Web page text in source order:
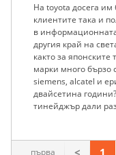
На toyota досега
клиентите така и
в
другия край на
както за
марки много бързо
siemens, alcatel и
двайсетина
тинейджър дали
първа < 1